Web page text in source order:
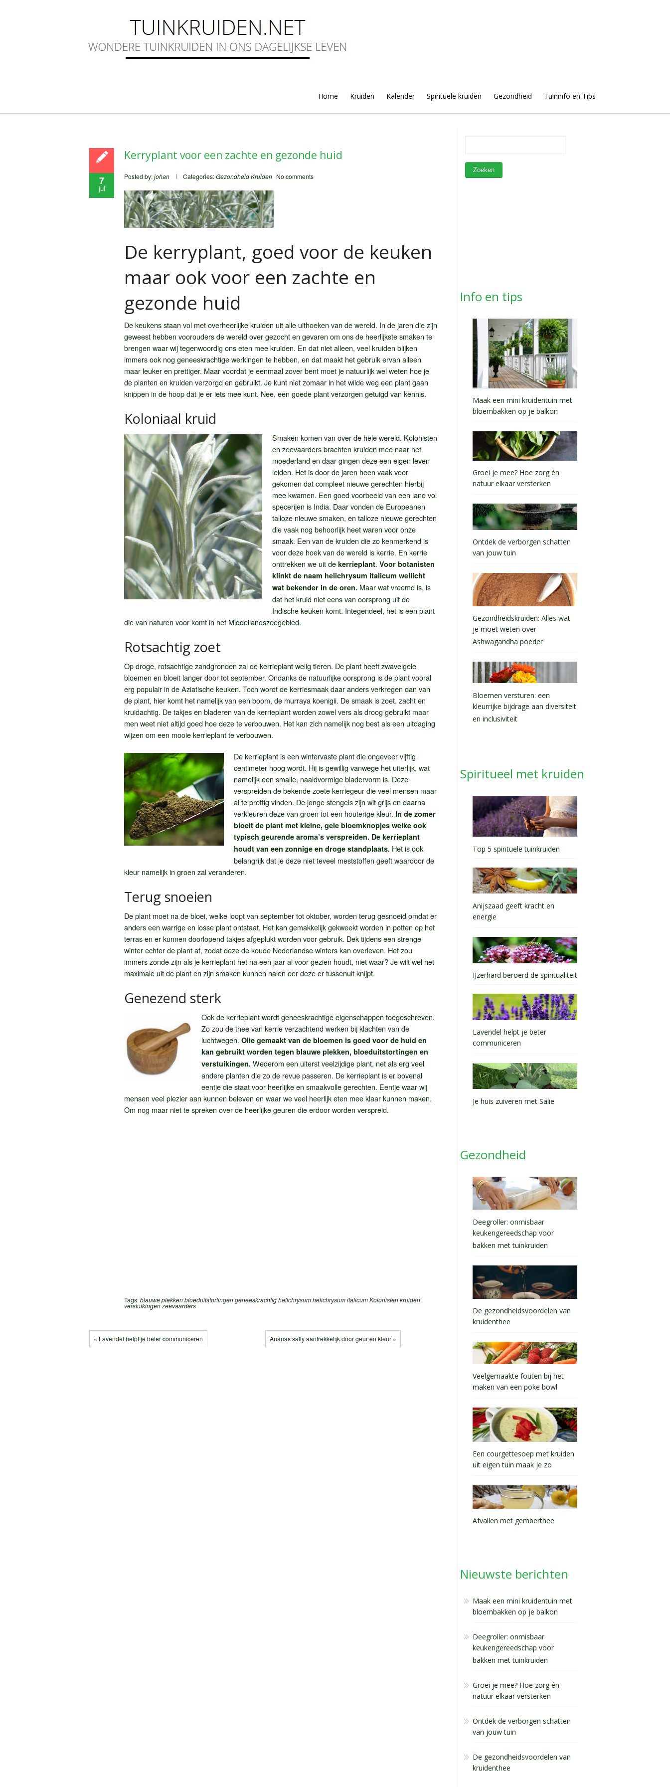
Home Kruiden Kalender Spirituele kruiden Gezondheid Tuininfo en Tips
7
jul
Kerryplant voor een zachte en gezonde huid
Posted by:johan Categories:GezondheidKruiden No comments
De kerryplant, goed voor de keuken
maar ook voor een zachte en
gezonde huid
De keukens staan vol met overheerlijke kruiden uit alle uithoeken van de wereld. In de jaren die zijn
geweest hebben voorouders de wereld over gezocht en gevaren om ons de heerlijkste smaken te
brengen waar wij tegenwoordig ons eten mee kruiden. En dat niet alleen, veel kruiden blijken
immers ook nog geneeskrachtige werkingen te hebben, en dat maakt het gebruik ervan alleen
maar leuker en prettiger. Maar voordat je eenmaal zover bent moet je natuurlijk wel weten hoe je
de planten en kruiden verzorgd en gebruikt. Je kunt niet zomaar in het wilde weg een plant gaan
knippen in de hoop dat je er iets mee kunt. Nee, een goede plant verzorgen getuigd van kennis.
Koloniaal kruid
Smaken komen van over de hele wereld. Kolonisten
en zeevaarders brachten kruiden mee naar het
moederland en daar gingen deze een eigen leven
leiden. Het is door de jaren heen vaak voor
gekomen dat compleet nieuwe gerechten hierbij
mee kwamen. Een goed voorbeeld van een land vol
specerijen is India. Daar vonden de Europeanen
talloze nieuwe smaken, en talloze nieuwe gerechten
die vaak nog behoorlijk heet waren voor onze
smaak. Een van de kruiden die zo kenmerkend is
voor deze hoek van de wereld is kerrie. En kerrie
onttrekken we uit de kerrieplant. Voor botanisten
klinkt de naam helichrysum italicum wellicht
wat bekender in de oren. Maar wat vreemd is, is
dat het kruid niet eens van oorsprong uit de
Indische keuken komt. Integendeel, het is een plant
die van naturen voor komt in het Middellandszeegebied.
Rotsachtig zoet
Op droge, rotsachtige zandgronden zal de kerrieplant welig tieren. De plant heeft zwavelgele
bloemen en bloeit langer door tot september. Ondanks de natuurlijke oorsprong is de plant vooral
erg populair in de Aziatische keuken. Toch wordt de kerriesmaak daar anders verkregen dan van
de plant, hier komt het namelijk van een boom, de murraya koenigii. De smaak is zoet, zacht en
kruidachtig. De takjes en bladeren van de kerrieplant worden zowel vers als droog gebruikt maar
men weet niet altijd goed hoe deze te verbouwen. Het kan zich namelijk nog best als een uitdaging
wijzen om een mooie kerrieplant te verbouwen.
De kerrieplant is een wintervaste plant die ongeveer vijftig
centimeter hoog wordt. Hij is gewillig vanwege het uiterlijk, wat
namelijk een smalle, naaldvormige bladervorm is. Deze
verspreiden de bekende zoete kerriegeur die veel mensen maar
al te prettig vinden. De jonge stengels zijn wit grijs en daarna
verkleuren deze van groen tot een houterige kleur. In de zomer
bloeit de plant met kleine, gele bloemknopjes welke ook
typisch geurende aroma’s verspreiden. De kerrieplant
houdt van een zonnige en droge standplaats. Het is ook
belangrijk dat je deze niet teveel meststoffen geeft waardoor de
kleur namelijk in groen zal veranderen.
Terug snoeien
De plant moet na de bloei, welke loopt van september tot oktober, worden terug gesnoeid omdat er
anders een warrige en losse plant ontstaat. Het kan gemakkelijk gekweekt worden in potten op het
terras en er kunnen doorlopend takjes afgeplukt worden voor gebruik. Dek tijdens een strenge
winter echter de plant af, zodat deze de koude Nederlandse winters kan overleven. Het zou
immers zonde zijn als je kerrieplant het na een jaar al voor gezien houdt, niet waar? Je wilt wel het
maximale uit de plant en zijn smaken kunnen halen eer deze er tussenuit knijpt.
Genezend sterk
Ook de kerrieplant wordt geneeskrachtige eigenschappen toegeschreven.
Zo zou de thee van kerrie verzachtend werken bij klachten van de
luchtwegen. Olie gemaakt van de bloemen is goed voor de huid en
kan gebruikt worden tegen blauwe plekken, bloeduitstortingen en
verstuikingen. Wederom een uiterst veelzijdige plant, net als erg veel
andere planten die zo de revue passeren. De kerrieplant is er bovenal
eentje die staat voor heerlijke en smaakvolle gerechten. Eentje waar wij
mensen veel plezier aan kunnen beleven en waar we veel heerlijk eten mee klaar kunnen maken.
Om nog maar niet te spreken over de heerlijke geuren die erdoor worden verspreid.
Tags:blauwe plekkenbloeduitstortingengeneeskrachtighelichrysumhelichrysum italicumKolonistenkruiden
verstuikingenzeevaarders
« Lavendel helpt je beter communiceren Ananas sally aantrekkelijk door geur en kleur »
Info en tips
Maak een mini kruidentuin met
bloembakken op je balkon
Groei je mee? Hoe zorg én
natuur elkaar versterken
Ontdek de verborgen schatten
van jouw tuin
Gezondheidskruiden: Alles wat
je moet weten over
Ashwagandha poeder
Bloemen versturen: een
kleurrijke bijdrage aan diversiteit
en inclusiviteit
Spiritueel met kruiden
Top 5 spirituele tuinkruiden
Anijszaad geeft kracht en
energie
IJzerhard beroerd de spiritualiteit
Lavendel helpt je beter
communiceren
Je huis zuiveren met Salie
Gezondheid
Deegroller: onmisbaar
keukengereedschap voor
bakken met tuinkruiden
De gezondheidsvoordelen van
kruidenthee
Veelgemaakte fouten bij het
maken van een poke bowl
Een courgettesoep met kruiden
uit eigen tuin maak je zo
Afvallen met gemberthee
Nieuwste berichten
Maak een mini kruidentuin met
bloembakken op je balkon
Deegroller: onmisbaar
keukengereedschap voor
bakken met tuinkruiden
Groei je mee? Hoe zorg én
natuur elkaar versterken
Ontdek de verborgen schatten
van jouw tuin
De gezondheidsvoordelen van
kruidenthee